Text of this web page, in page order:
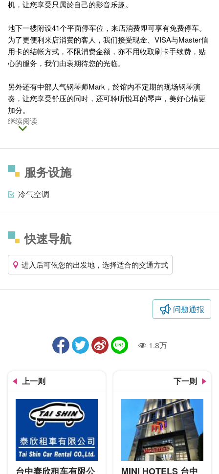
机，让您享受只属於自己的影音乐趣。
地下一楼附设41个平面停车位，来店消费即可享有免费停车。
为了更便利来店消费的客人，我们接受现金、VISA与Master信
用卡的结帐方式，不限消费金额，亦不用收取刷卡手续费，贴
心的服务，我们由衷期待您的光临。
另外还有中部人气钢琴师Mark，於馆内不定期的现场钢琴演
奏，让您享受舒压的同时，还可聆听悦耳的琴声，美好心情更
加分。
继续阅读
服务设施
冷气空调
快速导航
进入后可依您的出发地，选择适合的交通方式
问题通报
人气1.8万
上一则
台中泰欣租车有限公
下一则
MINI HOTELS 台中